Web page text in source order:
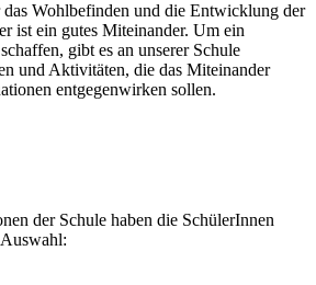
Wohlbefinden und die Entwicklung der
ist ein gutes Miteinander. Um ein
gibt es an unserer Schule
und Aktivitäten, die das Miteinander
entgegenwirken sollen.
der Schule haben die SchülerInnen